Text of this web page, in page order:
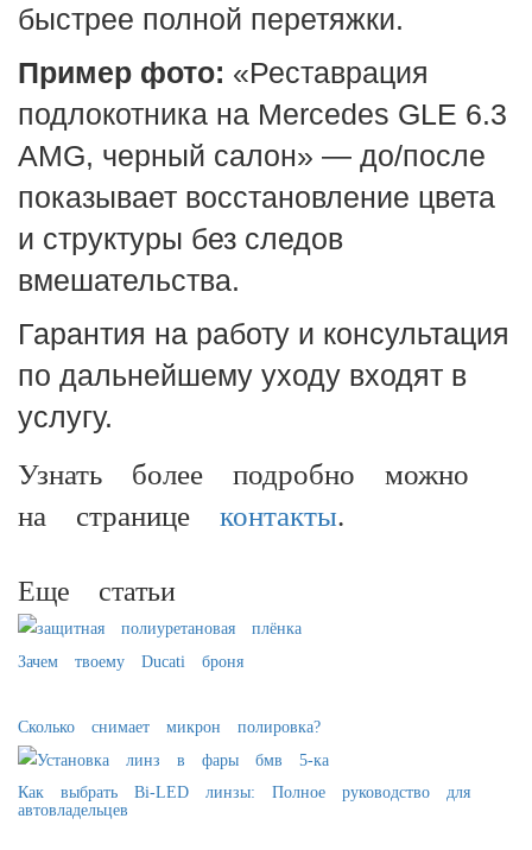
быстрее полной перетяжки.
Пример фото: «Реставрация
подлокотника на Mercedes GLE 6.3
AMG, черный салон» — до/после
показывает восстановление цвета
и структуры без следов
вмешательства.
Гарантия на работу и консультация
по дальнейшему уходу входят в
услугу.
Узнать более подробно можно
на странице контакты
Еще статьи
Зачем твоему Ducati броня
Сколько снимает микрон полировка?
Как выбрать Bi-LED линзы: Полное руководство для
автовладельцев